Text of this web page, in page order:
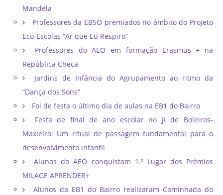
Mandela
Professores da EBSO premiados no âmbito do Projeto
Eco-Escolas “Ar que Eu Respiro”
Professores do AEO em formação Erasmus + na
República Checa
Jardins de Infância do Agrupamento ao ritmo da
“Dança dos Sons”
Foi de festa o último dia de aulas na EB1 do Bairro
Festa de final de ano escolar no JI de Boleiros-
Maxieira: Um ritual de passagem fundamental para o
desenvolvimento infantil
Alunos do AEO conquistam 1.º Lugar dos Prémios
MILAGE APRENDER+
Alunos da EB1 do Bairro realizaram Caminhada do